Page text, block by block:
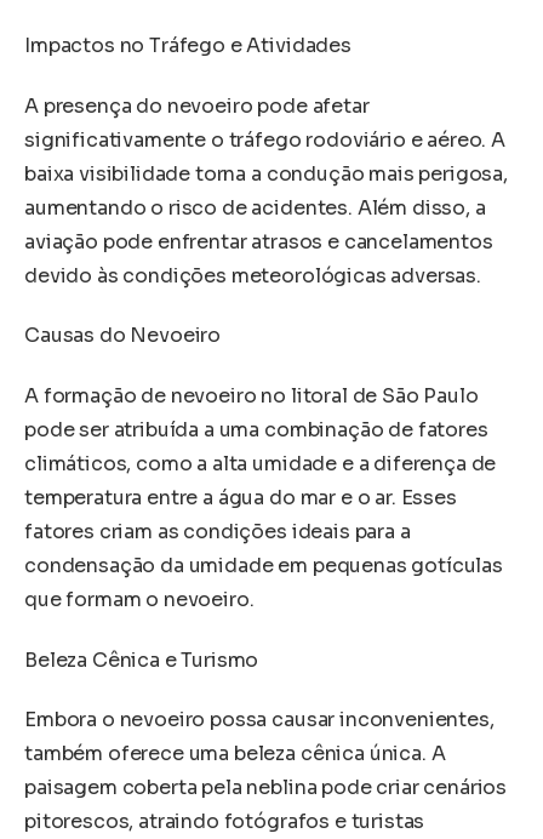
Impactos no Tráfego e Atividades
A presença do nevoeiro pode afetar
significativamente o tráfego rodoviário e aéreo. A
baixa visibilidade torna a condução mais perigosa,
aumentando o risco de acidentes. Além disso, a
aviação pode enfrentar atrasos e cancelamentos
devido às condições meteorológicas adversas.
Causas do Nevoeiro
A formação de nevoeiro no litoral de São Paulo
pode ser atribuída a uma combinação de fatores
climáticos, como a alta umidade e a diferença de
temperatura entre a água do mar e o ar. Esses
fatores criam as condições ideais para a
condensação da umidade em pequenas gotículas
que formam o nevoeiro.
Beleza Cênica e Turismo
Embora o nevoeiro possa causar inconvenientes,
também oferece uma beleza cênica única. A
paisagem coberta pela neblina pode criar cenários
pitorescos, atraindo fotógrafos e turistas